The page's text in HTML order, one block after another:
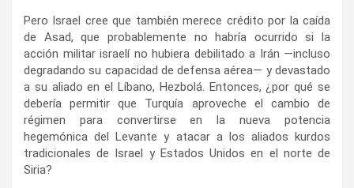
Pero Israel cree que también merece crédito por la caída
de Asad, que probablemente no habría ocurrido si la
acción militar israelí no hubiera debilitado a Irán —incluso
degradando su capacidad de defensa aérea— y devastado
a su aliado en el Líbano, Hezbolá. Entonces, ¿por qué se
debería permitir que Turquía aproveche el cambio de
régimen para convertirse en la nueva potencia
hegemónica del Levante y atacar a los aliados kurdos
tradicionales de Israel y Estados Unidos en el norte de
Siria?